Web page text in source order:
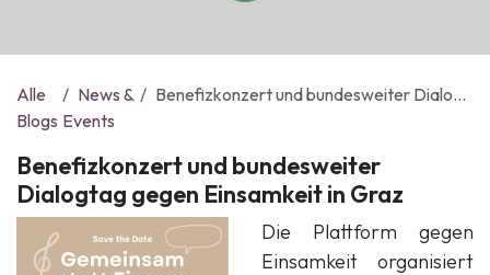
Alle
Blogs
News &
Events
Benefizkonzert und bundesweiter Dialogtag gegen Einsamkeit in Graz
Benefizkonzert und bundesweiter
Dialogtag gegen Einsamkeit in Graz
Die Plattform gegen
Einsamkeit organisiert